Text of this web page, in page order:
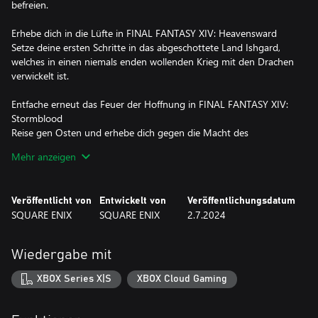
befreien.
Erhebe dich in die Lüfte in FINAL FANTASY XIV: Heavensward
Setze deine ersten Schritte in das abgeschottete Land Ishgard,
welches in einen niemals enden wollenden Krieg mit den Drachen
verwickelt ist.
Entfache erneut das Feuer der Hoffnung in FINAL FANTASY XIV:
Stormblood
Reise gen Osten und erhebe dich gegen die Macht des
Reise in eine Welt, in der das Licht alles zu verschlingen droht.
Doch noch ist die Hoffnung nicht verloren, denn wo Licht ist, da
Reise zu den Sternen in FINAL FANTASY XIV: Endwalker
Eine große Katastrophe steht kurz bevor – die „Letzten Tage“
brechen erneut ein. Der Krieger des Lichts muss auf seiner Reise
Mehr anzeigen
Veröffentlicht von
SQUARE ENIX
Entwickelt von
SQUARE ENIX
Veröffentlichungsdatum
2.7.2024
Wiedergabe mit
XBOX Series X|S XBOX Cloud Gaming